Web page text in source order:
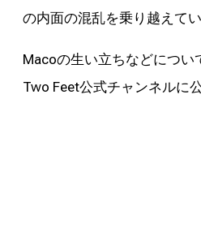
の内面の混乱を乗り越えて
Macoの生い立ちなどについ
Two Feet公式チャンネルに